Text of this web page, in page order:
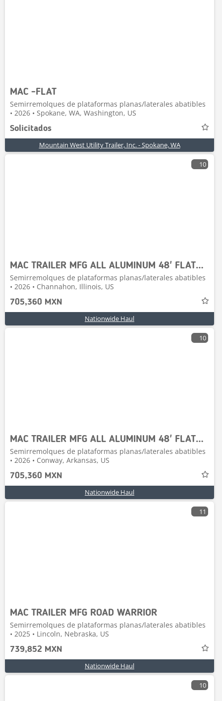
MAC -FLAT
Semirremolques de plataformas planas/laterales abatibles
• 2026 • Spokane, WA, Washington, US
Solicitados
Mountain West Utility Trailer, Inc. - Spokane, WA
10
MAC TRAILER MFG ALL ALUMINUM 48' FLATBED W/TOOLBOX
Semirremolques de plataformas planas/laterales abatibles
• 2026 • Channahon, Illinois, US
705,360 MXN
Nationwide Haul
10
MAC TRAILER MFG ALL ALUMINUM 48' FLATBED W/TOOLBOX
Semirremolques de plataformas planas/laterales abatibles
• 2026 • Conway, Arkansas, US
705,360 MXN
Nationwide Haul
11
MAC TRAILER MFG ROAD WARRIOR
Semirremolques de plataformas planas/laterales abatibles
• 2025 • Lincoln, Nebraska, US
739,852 MXN
Nationwide Haul
10